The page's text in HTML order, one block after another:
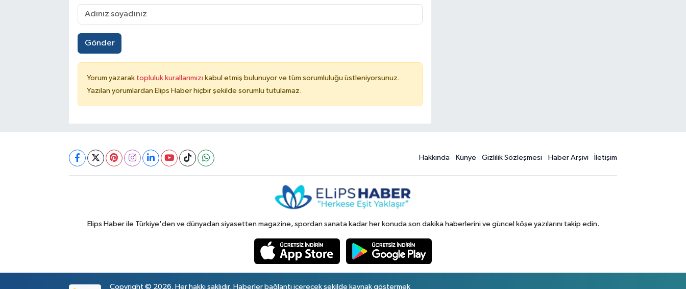
Gönder
Yorum yazarak topluluk kurallarımızı kabul etmiş bulunuyor ve tüm sorumluluğu üstleniyorsunuz.
Yazılan yorumlardan Elips Haber hiçbir şekilde sorumlu tutulamaz.
Hakkında Künye Gizlilik Sözleşmesi Haber Arşivi İletişim
Elips Haber ile Türkiye'den ve dünyadan siyasetten magazine, spordan sanata kadar her konuda son dakika haberlerini ve güncel köşe yazılarını takip edin.
Copyright © 2026. Her hakkı saklıdır. Haberler bağlantı içerecek şekilde kaynak göstermek